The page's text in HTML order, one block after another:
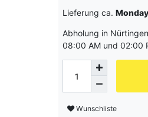
Lieferung ca.
Abholung in
08:00 AM und 02:00
Wunschliste